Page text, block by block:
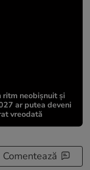
ritm neobișnuit și
ar putea deveni
vreodată
Comentează